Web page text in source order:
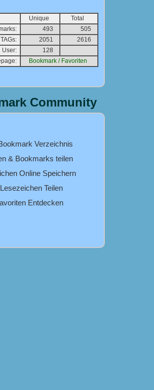
Unique
Total
493
505
TAGs:
2051
2616
User:
128
Bookmark / Favoriten
Community
Verzeichnis
& Bookmarks teilen
Online Speichern
Teilen
Entdecken